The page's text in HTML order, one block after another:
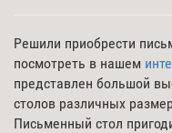
Решили приобрести
посмотреть в нашем
представлен большой
столов различных
Письменный стол